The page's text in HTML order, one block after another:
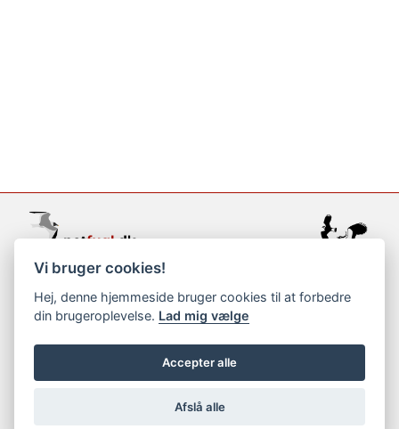
support@netfugl.dk
copyright © 2002-2023
Vi bruger cookies!
Hej, denne hjemmeside bruger cookies til at forbedre
din brugeroplevelse. Lad mig vælge
Accepter alle
Afslå alle